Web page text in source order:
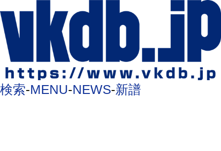
検索-MENU-NEWS-新譜